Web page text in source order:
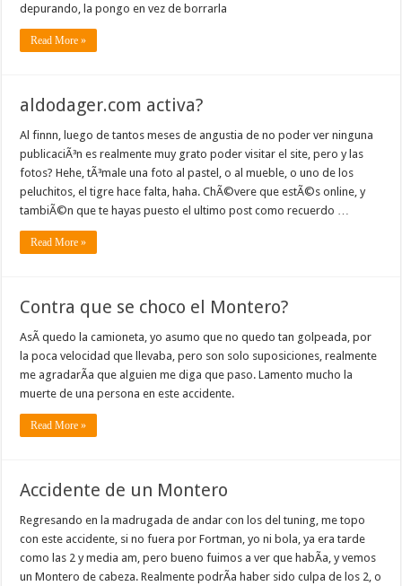
depurando, la pongo en vez de borrarla
Read More »
aldodager.com activa?
Al finnn, luego de tantos meses de angustia de no poder ver ninguna
publicaciÃ³n es realmente muy grato poder visitar el site, pero y las
fotos? Hehe, tÃ³male una foto al pastel, o al mueble, o uno de los
peluchitos, el tigre hace falta, haha. ChÃ©vere que estÃ©s online, y
tambiÃ©n que te hayas puesto el ultimo post como recuerdo …
Read More »
Contra que se choco el Montero?
AsÃ­ quedo la camioneta, yo asumo que no quedo tan golpeada, por
la poca velocidad que llevaba, pero son solo suposiciones, realmente
me agradarÃ­a que alguien me diga que paso. Lamento mucho la
muerte de una persona en este accidente.
Read More »
Accidente de un Montero
Regresando en la madrugada de andar con los del tuning, me topo
con este accidente, si no fuera por Fortman, yo ni bola, ya era tarde
como las 2 y media am, pero bueno fuimos a ver que habÃ­a, y vemos
un Montero de cabeza. Realmente podrÃ­a haber sido culpa de los 2, o